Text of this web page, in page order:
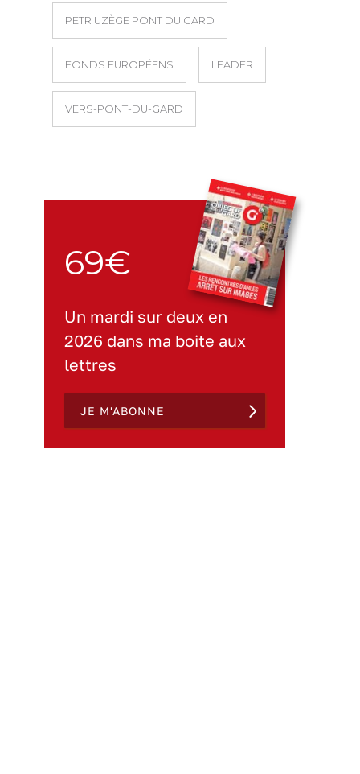
PETR UZÈGE PONT DU GARD
FONDS EUROPÉENS LEADER
VERS-PONT-DU-GARD
69€
Un mardi sur deux en
2026 dans ma boite aux
lettres
JE M'ABONNE